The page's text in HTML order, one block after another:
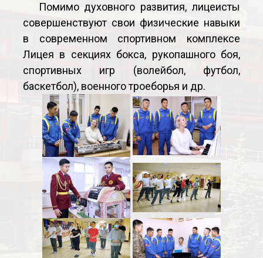
Помимо духовного развития, лицеисты
совершенствуют свои физические навыки
в современном спортивном комплексе
Лицея в секциях бокса, рукопашного боя,
спортивных игр (волейбол, футбол,
баскетбол), военного троеборья и др.